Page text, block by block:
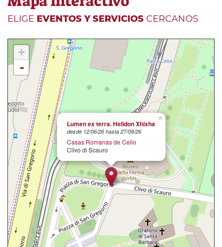
ELIGE EVENTOS Y SERVICIOS CERCANOS
×
Lumen ex terra. Helidon Xhixha
desde 12/06/26 hasta 27/09/26
Casas Romanas de Celio
Clivo di Scauro
+
-